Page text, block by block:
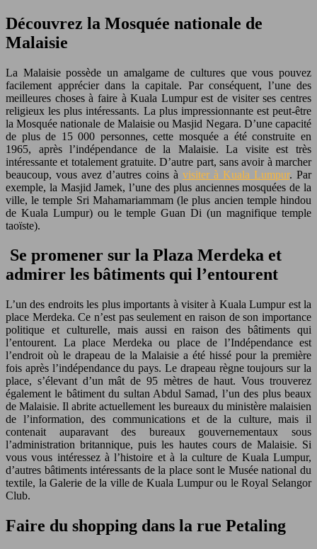
Découvrez la Mosquée nationale de
Malaisie
La Malaisie possède un amalgame de cultures que vous pouvez
facilement apprécier dans la capitale. Par conséquent, l’une des
meilleures choses à faire à Kuala Lumpur est de visiter ses centres
religieux les plus intéressants. La plus impressionnante est peut-être
la Mosquée nationale de Malaisie ou Masjid Negara. D’une capacité
de plus de 15 000 personnes, cette mosquée a été construite en
1965, après l’indépendance de la Malaisie. La visite est très
intéressante et totalement gratuite. D’autre part, sans avoir à marcher
beaucoup, vous avez d’autres coins à visiter à Kuala Lumpur. Par
exemple, la Masjid Jamek, l’une des plus anciennes mosquées de la
ville, le temple Sri Mahamariammam (le plus ancien temple hindou
de Kuala Lumpur) ou le temple Guan Di (un magnifique temple
taoïste).
Se promener sur la Plaza Merdeka et
admirer les bâtiments qui l’entourent
L’un des endroits les plus importants à visiter à Kuala Lumpur est la
place Merdeka. Ce n’est pas seulement en raison de son importance
politique et culturelle, mais aussi en raison des bâtiments qui
l’entourent. La place Merdeka ou place de l’Indépendance est
l’endroit où le drapeau de la Malaisie a été hissé pour la première
fois après l’indépendance du pays. Le drapeau règne toujours sur la
place, s’élevant d’un mât de 95 mètres de haut. Vous trouverez
également le bâtiment du sultan Abdul Samad, l’un des plus beaux
de Malaisie. Il abrite actuellement les bureaux du ministère malaisien
de l’information, des communications et de la culture, mais il
contenait auparavant des bureaux gouvernementaux sous
l’administration britannique, puis les hautes cours de Malaisie. Si
vous vous intéressez à l’histoire et à la culture de Kuala Lumpur,
d’autres bâtiments intéressants de la place sont le Musée national du
textile, la Galerie de la ville de Kuala Lumpur ou le Royal Selangor
Club.
Faire du shopping dans la rue Petaling